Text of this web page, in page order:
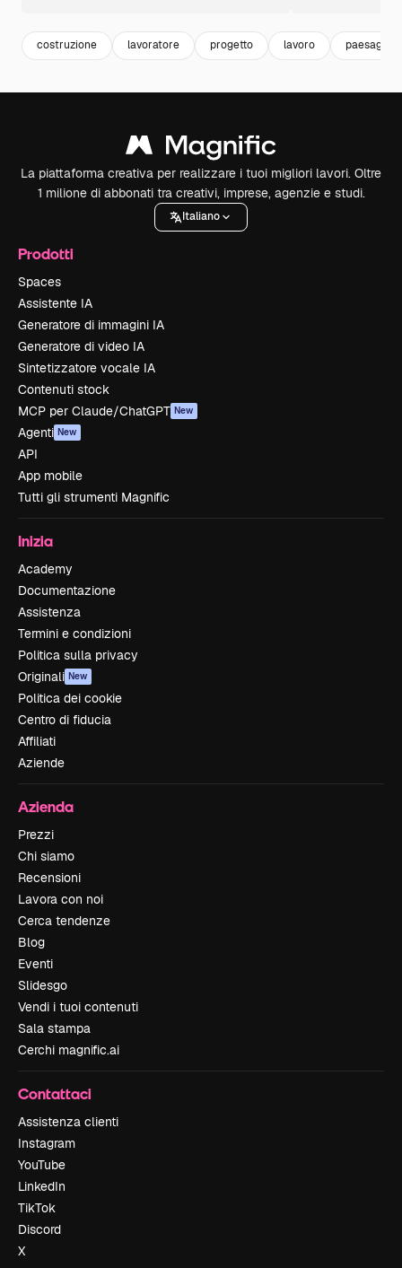
costruzione lavoratore progetto lavoro paesaggio
La piattaforma creativa per realizzare i tuoi migliori lavori. Oltre
1 milione di abbonati tra creativi, imprese, agenzie e studi.
Italiano
Prodotti
Spaces
Assistente IA
Generatore di immagini IA
Generatore di video IA
Sintetizzatore vocale IA
Contenuti stock
MCP per Claude/ChatGPT New
Agenti New
API
App mobile
Tutti gli strumenti Magnific
Inizia
Academy
Documentazione
Assistenza
Termini e condizioni
Politica sulla privacy
Originali New
Politica dei cookie
Centro di fiducia
Affiliati
Aziende
Azienda
Prezzi
Chi siamo
Recensioni
Lavora con noi
Cerca tendenze
Blog
Eventi
Slidesgo
Vendi i tuoi contenuti
Sala stampa
Cerchi magnific.ai
Contattaci
Assistenza clienti
Instagram
YouTube
LinkedIn
TikTok
Discord
X